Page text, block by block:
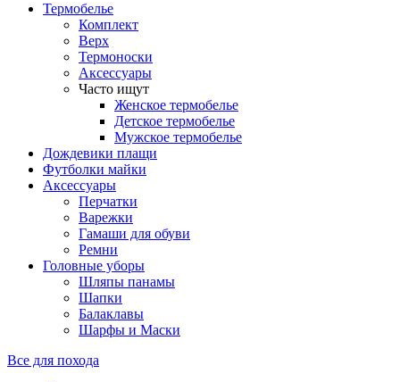
Термобелье
Комплект
Верх
Термоноски
Аксессуары
Часто ищут
Женское термобелье
Детское термобелье
Мужское термобелье
Дождевики плащи
Футболки майки
Аксессуары
Перчатки
Варежки
Гамаши для обуви
Ремни
Головные уборы
Шляпы панамы
Шапки
Балаклавы
Шарфы и Маски
Все для похода